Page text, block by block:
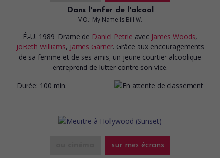
Dans l'enfer de l'alcool
V.O.: My Name Is Bill W.
É.-U. 1989. Drame de Daniel Petrie avec James Woods,
JoBeth Williams, James Garner. Grâce aux encouragements
de sa femme et de ses amis, un jeune courtier alcoolique
entreprend de lutter contre son vice.
Durée: 100 min.
sur mes écrans